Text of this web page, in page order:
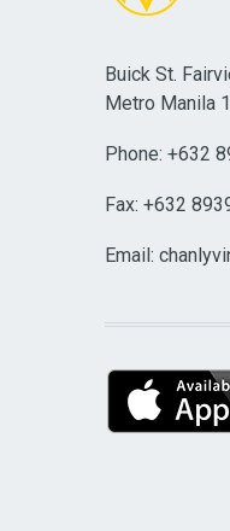
Buick St.
Metro Manila
Phone: +632
Fax: +632
Email: